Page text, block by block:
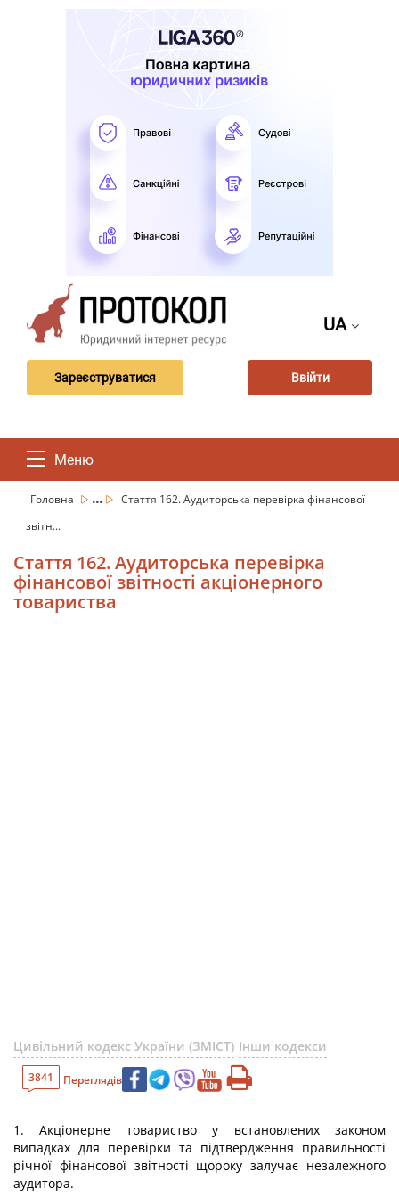
UA
Зареєструватися Ввійти
Меню
Головна ...
Стаття 162. Аудиторська перевірка фінансової
звітн...
Стаття 162. Аудиторська перевірка
фінансової звітності акціонерного
товариства
Цивільний кодекс України (ЗМІСТ) Інши кодекси
3841 Переглядів
1. Акціонерне товариство у встановлених законом
випадках для перевірки та підтвердження правильності
річної фінансової звітності щороку залучає незалежного
аудитора.